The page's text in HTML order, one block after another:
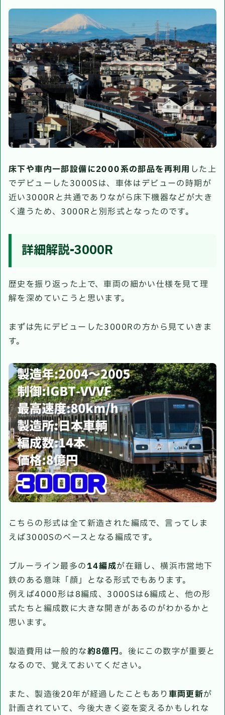
床下や車内一部設備に2000系の部品を再利用 した上
でデビューした3000Sは、車体はデビューの時期が
近い3000Rと共通でありながら床下機器などが大き
く違うため、3000Rと別形式となったのです。
詳細解説-3000R
歴史を振り返った上で、車両の細かい仕様を見て理
解を深めていこうと思います。
まずは先にデビューした3000Rの方から見ていきま
す。
こちらの形式は全て新造された編成で、言ってしま
えば3000Sのベースとなる編成です。
ブルーライン最多の14編成が在籍し、横浜市営地下
鉄のある意味「顔」となる形式でもあります。
例えば4000形は8編成、3000Sは6編成と、他の形
式たちと編成数に大きな開きがあるのがわかるかと
思います。
製造費用は一般的な約8億円。後にこの数字が重要と
なるので、覚えておいてください。
また、製造後20年が経過したこともあり 車両更新が
計画されていて、今後大きく姿を変えるかもしれな